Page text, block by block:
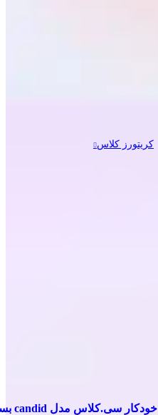
کریتورز کلاس
خودکار سی.کلاس مدل candid بسته 6 عددی